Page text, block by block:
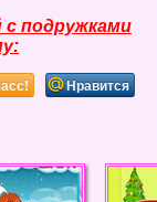
с подружками
Нравится